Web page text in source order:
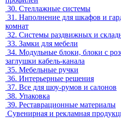
30. Стеллажные системы
31. Наполнение для шкафов и
комнат
32. Системы раздвижных и
33. Замки для мебели
34. Модульные блоки, блоки с
заглушки кабель-канала
35. Мебельные ручки
36. Интерьерные решения
37. Все для шоу-румов и салонов
38. Упаковка
39. Реставрационные материалы
Сувенирная и рекламная